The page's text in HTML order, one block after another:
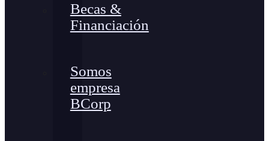
Becas &
Financiación
Somos
empresa
BCorp